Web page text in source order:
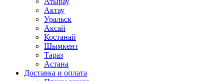
Актау
Уральск
Аксай
Костанай
Шымкент
Тараз
Астана
Доставка и оплата